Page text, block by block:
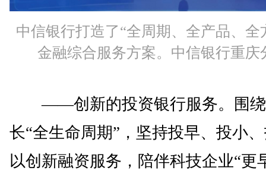
中信银行打造了“全周期、全产品、全
金融综合服务方案。中信银行重庆
——创新的投资银行服务。围绕
长“全生命周期”，坚持投早、投小
以创新融资服务，陪伴科技企业“更